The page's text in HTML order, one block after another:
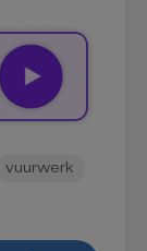
vuurwerk